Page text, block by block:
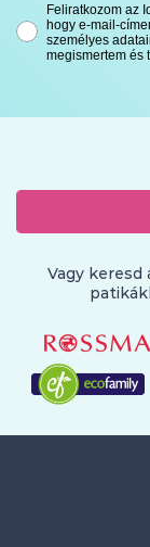
Feliratkozom az
hogy e-mail-
személyes
megismertem és
Vagy